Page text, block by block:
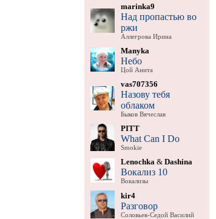
marinka9
Над пропастью во
ржи
Аллегрова Ирина
Manyka
Небо
Цой Анита
vas707356
Назову тебя
облаком
Быков Вячеслав
PITT
What Can I Do
Smokie
Lenochka & Dashina
Вокализ 10
Вокализы
kir4
Разговор
Соловьев-Седой Василий